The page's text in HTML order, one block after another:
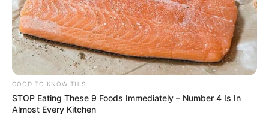
Cənubi Qafqazda kommunikasiyaların
açılması İran üçün hansı nəticələri vəd
edir? —ŞƏRH
59 0
GOOD TO KNOW THIS
STOP Eating These 9 Foods Immediately – Number 4 Is In
Almost Every Kitchen